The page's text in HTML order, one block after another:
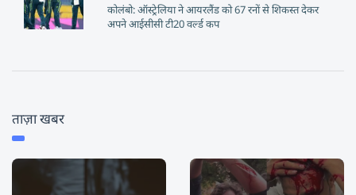
कोलंबो: ऑस्ट्रेलिया ने आयरलैंड को 67 रनों से शिकस्त देकर
अपने आईसीसी टी20 वर्ल्ड कप
ताज़ा खबर